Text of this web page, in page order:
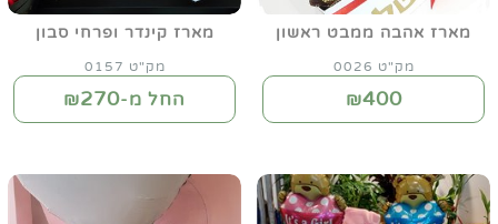
מארז אהבה ממבט ראשון
מק"ט 0026
₪400
מארז קינדר ופרחי סבון
מק"ט 0157
החל מ-₪270